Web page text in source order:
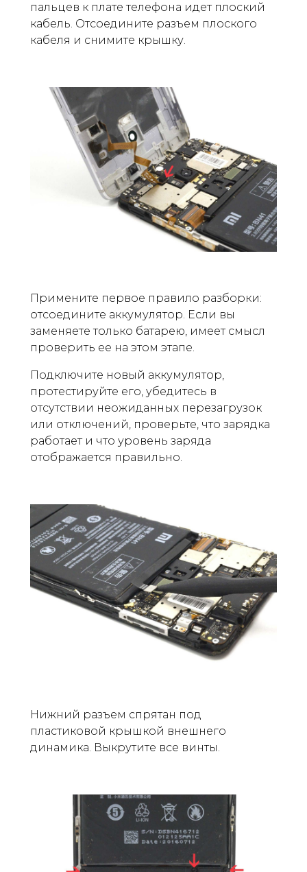
пальцев к плате телефона идет плоский
кабель. Отсоедините разъем плоского
кабеля и снимите крышку.
Примените первое правило разборки:
отсоедините аккумулятор. Если вы
заменяете только батарею, имеет смысл
проверить ее на этом этапе.
Подключите новый аккумулятор,
протестируйте его, убедитесь в
отсутствии неожиданных перезагрузок
или отключений, проверьте, что зарядка
работает и что уровень заряда
отображается правильно.
Нижний разъем спрятан под
пластиковой крышкой внешнего
динамика. Выкрутите все винты.